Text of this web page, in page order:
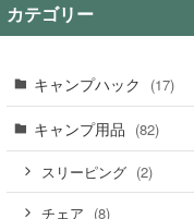
カテゴリー
キャンプハック (17)
キャンプ用品 (82)
スリーピング (2)
チェア (8)